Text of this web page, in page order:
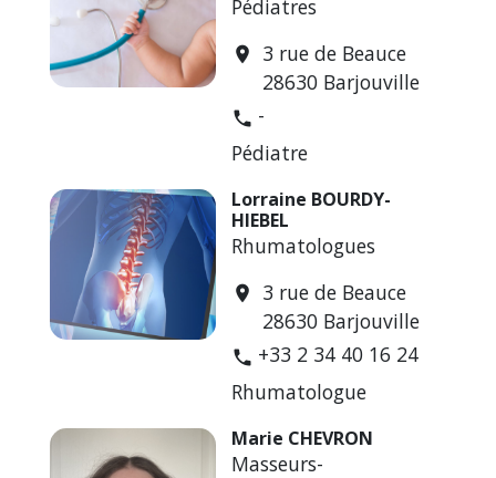
Pédiatres
location_on
3 rue de Beauce
28630 Barjouville
phone -
Pédiatre
Lorraine BOURDY-
HIEBEL
Rhumatologues
location_on
3 rue de Beauce
28630 Barjouville
phone +33 2 34 40 16 24
Rhumatologue
Marie CHEVRON
Masseurs-